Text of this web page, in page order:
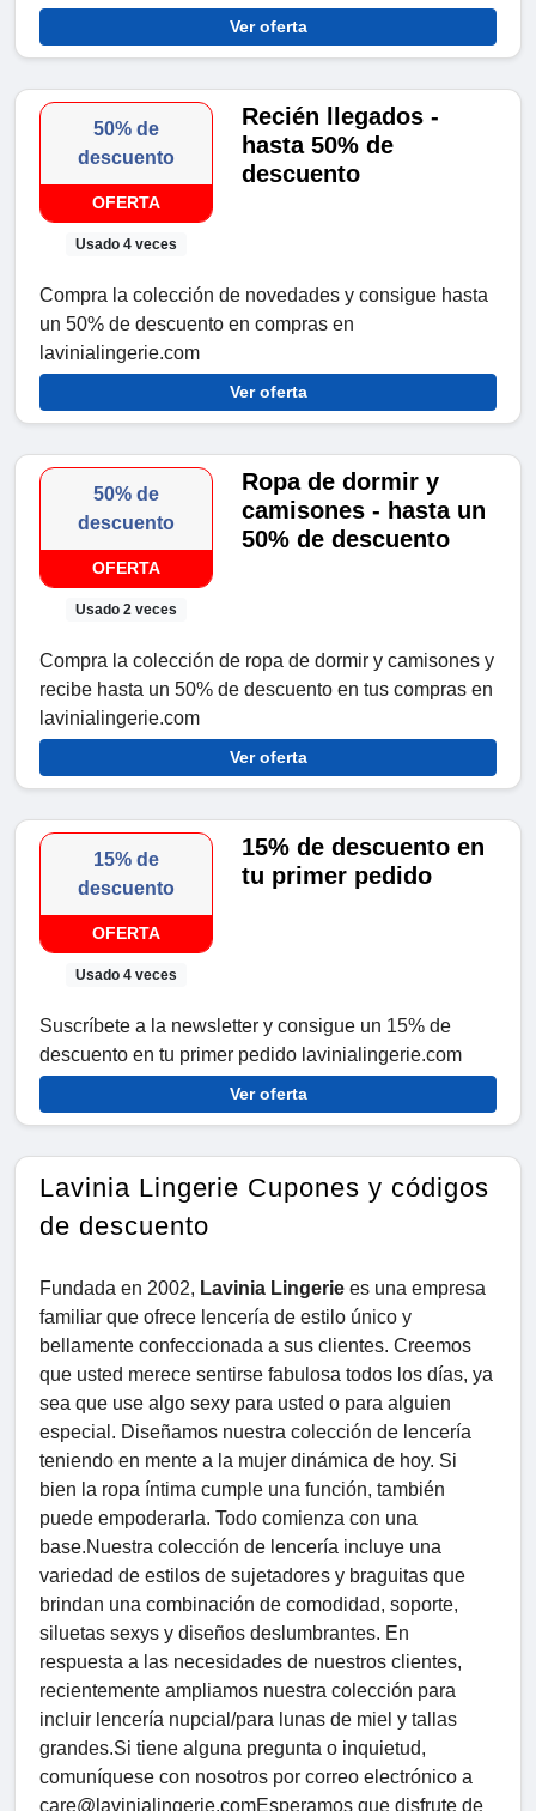
Ver oferta
50% de
descuento
OFERTA
Usado 4 veces
Recién llegados -
hasta 50% de
descuento
Compra la colección de novedades y consigue hasta
un 50% de descuento en compras en
lavinialingerie.com
Ver oferta
50% de
descuento
OFERTA
Usado 2 veces
Ropa de dormir y
camisones - hasta un
50% de descuento
Compra la colección de ropa de dormir y camisones y
recibe hasta un 50% de descuento en tus compras en
lavinialingerie.com
Ver oferta
15% de
descuento
OFERTA
Usado 4 veces
15% de descuento en
tu primer pedido
Suscríbete a la newsletter y consigue un 15% de
descuento en tu primer pedido lavinialingerie.com
Ver oferta
Lavinia Lingerie Cupones y códigos
de descuento
Fundada en 2002, Lavinia Lingerie es una empresa
familiar que ofrece lencería de estilo único y
bellamente confeccionada a sus clientes. Creemos
que usted merece sentirse fabulosa todos los días, ya
sea que use algo sexy para usted o para alguien
especial. Diseñamos nuestra colección de lencería
teniendo en mente a la mujer dinámica de hoy. Si
bien la ropa íntima cumple una función, también
puede empoderarla. Todo comienza con una
base.Nuestra colección de lencería incluye una
variedad de estilos de sujetadores y braguitas que
brindan una combinación de comodidad, soporte,
siluetas sexys y diseños deslumbrantes. En
respuesta a las necesidades de nuestros clientes,
recientemente ampliamos nuestra colección para
incluir lencería nupcial/para lunas de miel y tallas
grandes.Si tiene alguna pregunta o inquietud,
comuníquese con nosotros por correo electrónico a
care@lavinialingerie.comEsperamos que disfrute de